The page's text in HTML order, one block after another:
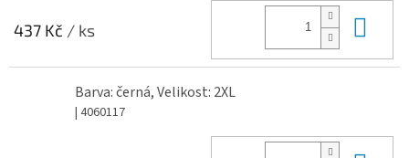
437 Kč / ks
Barva: černá, Velikost: 2XL
| 4060117